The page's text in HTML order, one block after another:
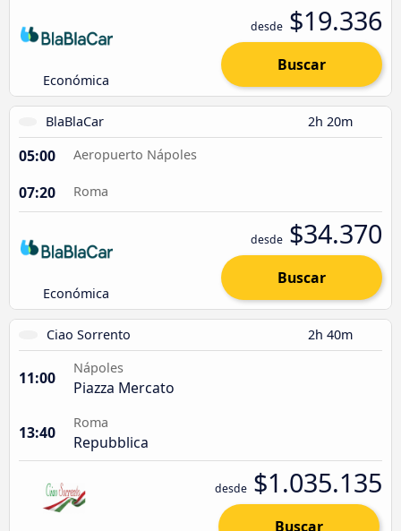
Económica
desde $19.336
Buscar
BlaBlaCar 2h 20m
05:00 Aeropuerto Nápoles
07:20 Roma
Económica
desde $34.370
Buscar
Ciao Sorrento 2h 40m
11:00
Nápoles
Piazza Mercato
13:40
Roma
Repubblica
desde $1.035.135
Buscar